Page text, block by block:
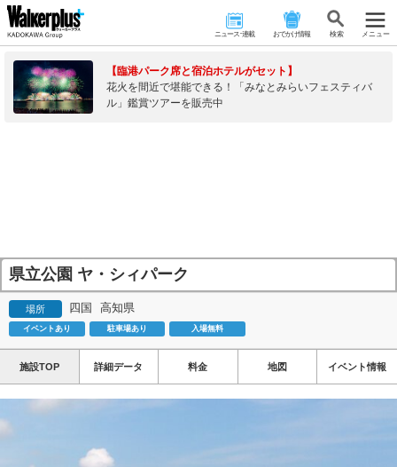
ニュース･連載 おでかけ情報 検 索 メニュー
【臨港パーク席と宿泊ホテルがセット】
花火を間近で堪能できる！「みなとみらいフェスティバ
ル」鑑賞ツアーを販売中
県立公園 ヤ・シィパーク
場所 四国 高知県
イベントあり 駐車場あり 入場無料
施設TOP 詳細データ 料金 地図 イベント情報